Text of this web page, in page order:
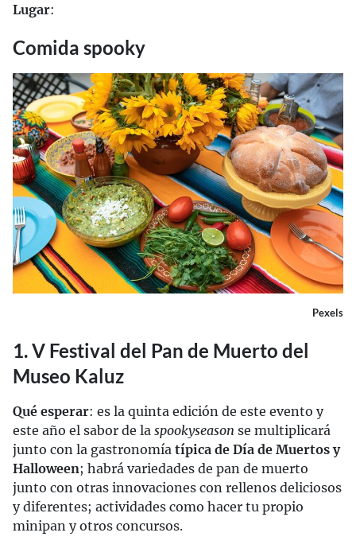
Lugar:
Comida spooky
Pexels
1. V Festival del Pan de Muerto del
Museo Kaluz
Qué esperar: es la quinta edición de este evento y
este año el sabor de la spookyseason se multiplicará
junto con la gastronomía típica de Día de Muertos y
Halloween; habrá variedades de pan de muerto
junto con otras innovaciones con rellenos deliciosos
y diferentes; actividades como hacer tu propio
minipan y otros concursos.